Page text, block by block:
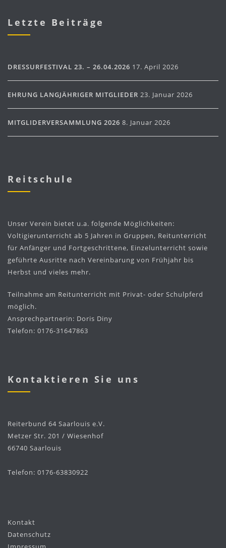
Letzte Beiträge
DRESSURFESTIVAL 23. – 26.04.2026 17. April 2026
EHRUNG LANGJÄHRIGER MITGLIEDER 23. Januar 2026
MITGLIDERVERSAMMLUNG 2026 8. Januar 2026
Reitschule
Unser Verein bietet u.a. folgende Möglichkeiten:
Voltigierunterricht ab 5 Jahren in Gruppen, Reitunterricht
für Anfänger und Fortgeschrittene, Einzelunterricht sowie
geführte Ausritte nach Vereinbarung von Frühjahr bis
Herbst und vieles mehr.
Teilnahme am Reitunterricht mit Privat- oder Schulpferd
möglich.
Ansprechpartnerin: Doris Diny
Telefon: 0176-31647863
Kontaktieren Sie uns
Reiterbund 64 Saarlouis e.V.
Metzer Str. 201 / Wiesenhof
66740 Saarlouis
Telefon: 0176-63830922
Kontakt
Datenschutz